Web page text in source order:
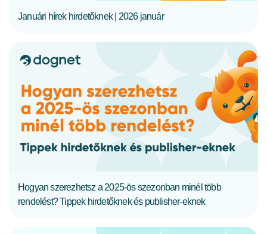
Januári hírek hirdetőknek | 2026 január
TELJES CIKK
Hogyan szerezhetsz a 2025-ös szezonban minél több
rendelést? Tippek hirdetőknek és publisher-eknek